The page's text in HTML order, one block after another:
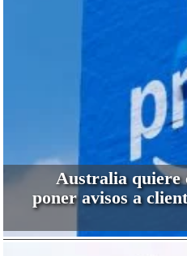
Australia quiere
poner avisos a